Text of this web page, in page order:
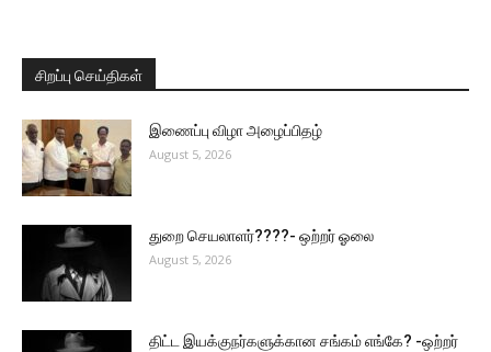
சிறப்பு செய்திகள்
இணைப்பு விழா அழைப்பிதழ்
August 5, 2026
துறை செயலாளர்????- ஒற்றர் ஓலை
August 5, 2026
திட்ட இயக்குநர்களுக்கான சங்கம் எங்கே? -ஒற்றர்